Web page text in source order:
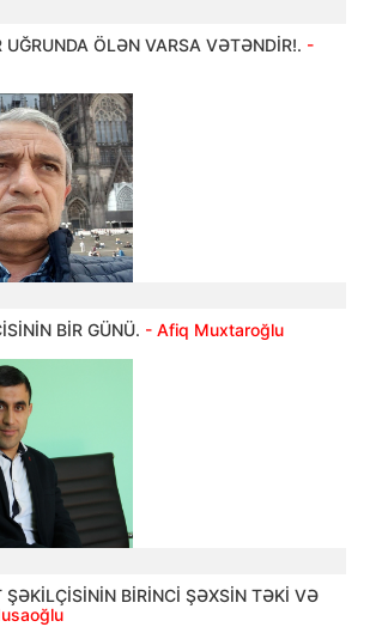
UĞRUNDA ÖLƏN VARSA VƏTƏNDİR!. -
BİR GÜNÜ. - Afiq Muxtaroğlu
BİRİNCİ ŞƏXSİN TƏKİ VƏ